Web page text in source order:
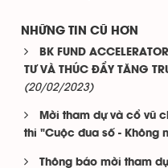
NHỮNG TIN CŨ HƠN
BK FUND
TƯ VÀ THÚC ĐẨY TĂNG
(20/02/2023)
Mời tham dự và cổ vũ
thi "Cuộc đua số - Không
Thông báo mời tham